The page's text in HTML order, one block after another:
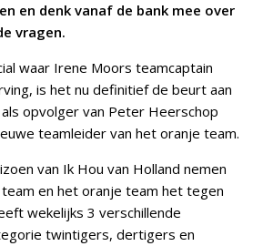
en denk vanaf de bank mee over
vragen.
waar Irene Moors teamcaptain
is het nu definitief de beurt aan
opvolger van Peter Heerschop
teamleider van het oranje team.
van Ik Hou van Holland nemen
en het oranje team het tegen
wekelijks 3 verschillende
twintigers, dertigers en